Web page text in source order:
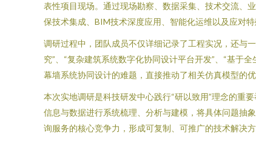
表性项目现场。通过现场勘察、数据采集、技术交流、
保技术集成、BIM技术深度应用、智能化运维以及应对
调研过程中，团队成员不仅详细记录了工程实况，还与
究”、“复杂建筑系统数字化协同设计平台开发”、“基于
幕墙系统协同设计的难题，直接推动了相关仿真模型的
本次实地调研是科技研发中心践行“研以致用”理念的重
信息与数据进行系统梳理、分析与建模，将具体问题抽
询服务的核心竞争力，形成可复制、可推广的技术解决